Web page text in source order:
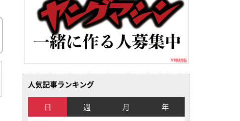
人気記事ランキング
日 週 月 年